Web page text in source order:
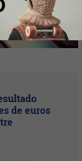
de euros